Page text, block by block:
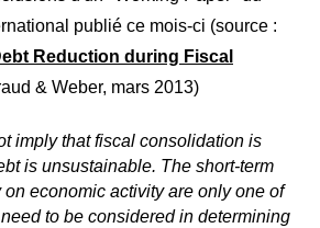
publié ce mois-ci (source :
Reduction during Fiscal
& Weber, mars 2013)
imply that fiscal consolidation is
is unsustainable. The short-term
economic activity are only one of
to be considered in determining